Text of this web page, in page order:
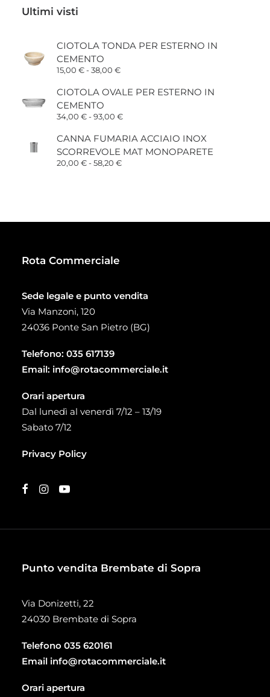
Ultimi visti
CIOTOLA TONDA PER ESTERNO IN
CEMENTO
15,00 €-38,00 €Fascia
prezzo:
da
a
CIOTOLA OVALE PER ESTERNO IN
CEMENTO
34,00 €-93,00 €Fascia
prezzo:
da
34,00 €
CANNA FUMARIA ACCIAIO INOX
SCORREVOLE MAT MONOPARETE
20,00 €-58,20 €Fascia
Rota Commerciale
Sede legale e punto vendita
Via Manzoni, 120
24036 Ponte San Pietro (BG)
Telefono: 035 617139
Email: info@rotacommerciale.it
Orari apertura
Dal lunedì al venerdì 7/12 – 13/19
Sabato 7/12
Privacy Policy
Punto vendita Brembate di Sopra
Via Donizetti, 22
24030 Brembate di Sopra
Telefono 035 620161
Email info@rotacommerciale.it
Orari apertura